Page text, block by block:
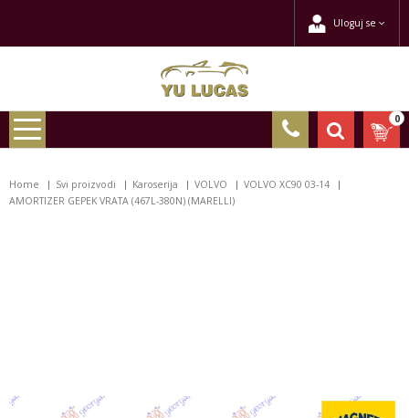
Uloguj se
0
Home Svi proizvodi Karoserija VOLVO
VOLVO XC90 03-14
AMORTIZER GEPEK VRATA (467L-380N) (MARELLI)